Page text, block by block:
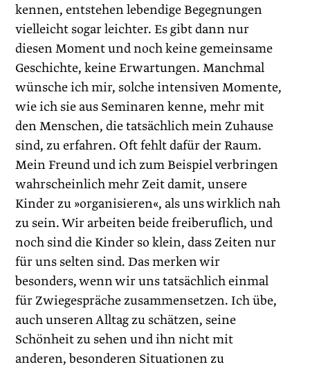
kennen, entstehen lebendige Begegnungen
vielleicht sogar leichter. Es gibt dann nur
diesen Moment und noch keine gemeinsame
Geschichte, keine Erwartungen. Manchmal
wünsche ich mir, solche intensiven Momente,
wie ich sie aus Seminaren kenne, mehr mit
den Menschen, die tatsächlich mein Zuhause
sind, zu erfahren. Oft fehlt dafür der Raum.
Mein Freund und ich zum Beispiel verbringen
wahrscheinlich mehr Zeit damit, unsere
Kinder zu »organisieren«, als uns wirklich nah
zu sein. Wir arbeiten beide freiberuflich, und
noch sind die Kinder so klein, dass Zeiten nur
für uns selten sind. Das merken wir
besonders, wenn wir uns tatsächlich einmal
für Zwiegespräche zusammensetzen. Ich übe,
auch unseren Alltag zu schätzen, seine
Schönheit zu sehen und ihn nicht mit
anderen, besonderen Situationen zu